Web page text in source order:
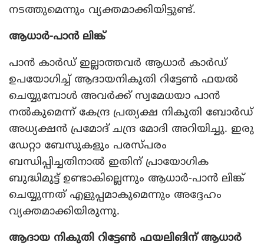
നടത്തുമെന്നും വ്യക്തമാക്കിയിട്ടുണ്ട്.
ആധാര്‍-പാന്‍ ലിങ്ക്
പാന്‍ കാര്‍ഡ് ഇല്ലാത്തവര്‍ ആധാര്‍ കാര്‍ഡ്
ഉപയോഗിച്ച് ആദായനികുതി റിട്ടേണ്‍ ഫയല്‍
ചെയ്യുമ്പോള്‍ അവര്‍ക്ക് സ്വമേധയാ പാന്‍
നല്‍കുമെന്ന് കേന്ദ്ര പ്രത്യക്ഷ നികുതി ബോര്‍ഡ്
അധ്യക്ഷന്‍ പ്രമോദ് ചന്ദ്ര മോദി അറിയിച്ചു. ഇരു
ഡേറ്റാ ബേസുകളും പരസ്പരം
ബന്ധിപ്പിച്ചതിനാല്‍ ഇതിന് പ്രായോഗിക
ബുദ്ധിമുട്ട് ഉണ്ടാകില്ലെന്നും ആധാര്‍-പാന്‍ ലിങ്ക്
ചെയ്യുന്നത് എളുപ്പമാകുമെന്നും അദ്ദേഹം
വ്യക്തമാക്കിയിരുന്നു.
ആദായ നികുതി റിട്ടേണ്‍ ഫയലിങിന് ആധാര്‍